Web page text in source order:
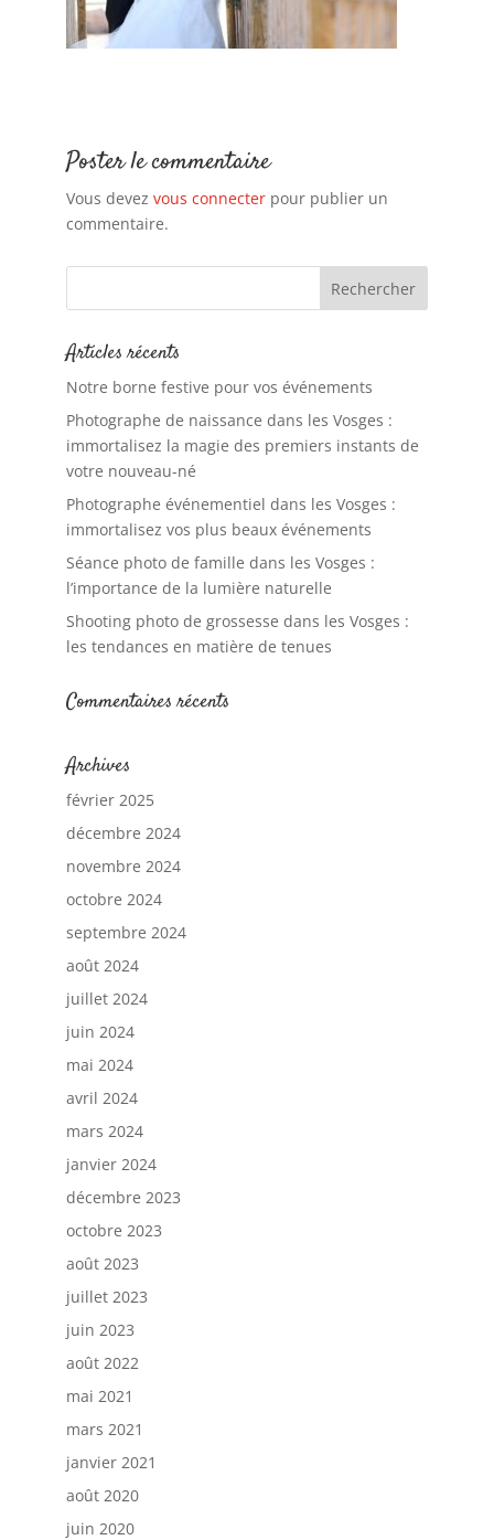
Poster le commentaire
Vous devez vous connecterpour publier un
commentaire.
Articles récents
Notre borne festive pour vos événements
Photographe de naissance dans les Vosges :
immortalisez la magie des premiers instants de
votre nouveau-né
Photographe événementiel dans les Vosges :
immortalisez vos plus beaux événements
Séance photo de famille dans les Vosges :
l’importance de la lumière naturelle
Shooting photo de grossesse dans les Vosges :
les tendances en matière de tenues
Commentaires récents
Archives
février 2025
décembre 2024
novembre 2024
octobre 2024
septembre 2024
août 2024
juillet 2024
juin 2024
mai 2024
avril 2024
mars 2024
janvier 2024
décembre 2023
octobre 2023
août 2023
juillet 2023
juin 2023
août 2022
mai 2021
mars 2021
janvier 2021
août 2020
juin 2020